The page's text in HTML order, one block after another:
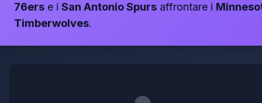
76ers e i San Antonio Spurs affrontare i
Timberwolves.